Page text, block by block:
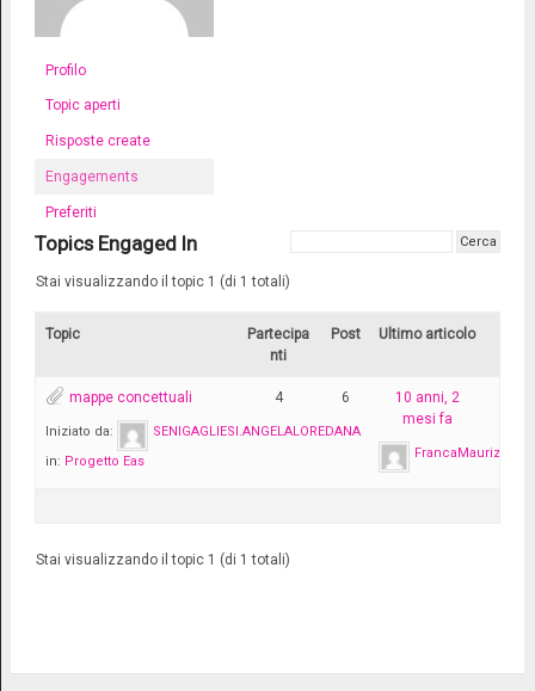
Profilo
Topic aperti
Risposte create
Engagements
Preferiti
Topics Engaged In
Stai visualizzando il topic 1 (di 1 totali)
Topic
Partecipa
nti
Post Ultimo articolo
mappe concettuali
Iniziato da:
SENIGAGLIESI.ANGELALOREDANA
in: Progetto Eas
4 6
10 anni, 2
mesi fa
FrancaMaurizio
Stai visualizzando il topic 1 (di 1 totali)